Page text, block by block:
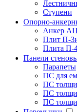
Ступени
Опорно-
Анкер
Плит П-
Плита П-
Панели
Парапеты
ПС для
ПС
ПС
ПС